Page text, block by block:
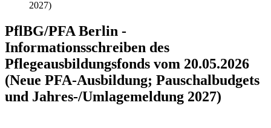
2027)
PflBG/PFA Berlin -
Informationsschreiben des
Pflegeausbildungsfonds vom 20.05.2026
(Neue PFA-Ausbildung; Pauschalbudgets
und Jahres-/Umlagemeldung 2027)